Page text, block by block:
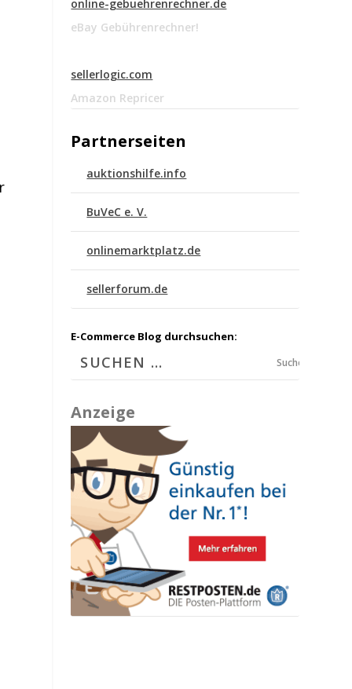
online-gebuehrenrechner.de
eBay Gebührenrechner!
sellerlogic.com
Amazon Repricer
Partnerseiten
auktionshilfe.info
BuVeC e. V.
onlinemarktplatz.de
sellerforum.de
E-Commerce Blog durchsuchen:
Suchen
Anzeige